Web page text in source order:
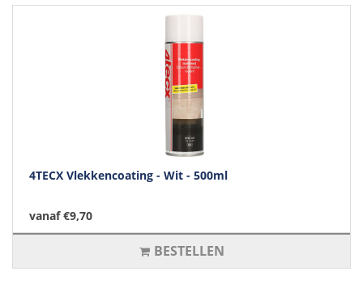
4TECX Vlekkencoating - Wit - 500ml
vanaf €9,70
BESTELLEN